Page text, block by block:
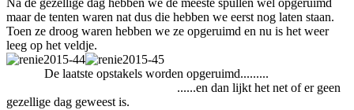
Na de gezellige dag hebben we de meeste spullen wel opgeruimd
maar de tenten waren nat dus die hebben we eerst nog laten staan.
Toen ze droog waren hebben we ze opgeruimd en nu is het weer
leeg op het veldje.
De laatste opstakels worden opgeruimd.........
......en dan lijkt het net of er geen
gezellige dag geweest is.